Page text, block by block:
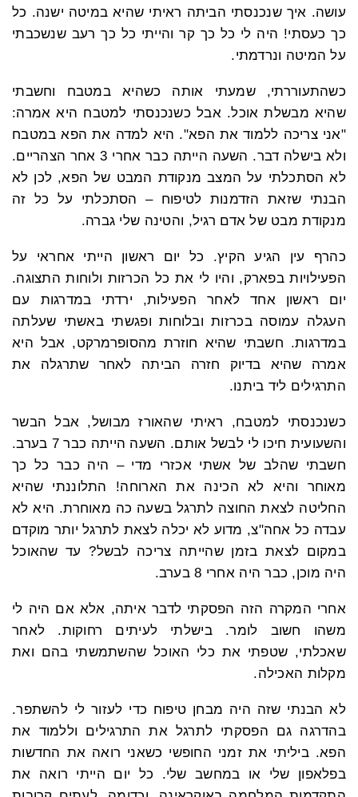
עושה. איך שנכנסתי הביתה ראיתי שהיא במיטה ישנה. כל
כך כעסתי! היה לי כל כך קר והייתי כל כך רעב שנשכבתי
על המיטה ונרדמתי.
כשהתעוררתי, שמעתי אותה כשהיא במטבח וחשבתי
שהיא מבשלת אוכל. אבל כשנכנסתי למטבח היא אמרה:
"אני צריכה ללמוד את הפא". היא למדה את הפא במטבח
ולא בישלה דבר. השעה הייתה כבר אחרי 3 אחר הצהריים.
לא הסתכלתי על המצב מנקודת המבט של הפא, לכן לא
הבנתי שזאת הזדמנות לטיפוח – הסתכלתי על כל זה
מנקודת מבט של אדם רגיל, והטינה שלי גברה.
כהרף עין הגיע הקיץ. כל יום ראשון הייתי אחראי על
הפעילויות בפארק, והיו לי את כל הכרזות ולוחות התצוגה.
יום ראשון אחד לאחר הפעילות, ירדתי במדרגות עם
העגלה עמוסה בכרזות ובלוחות ופגשתי באשתי שעלתה
במדרגות. חשבתי שהיא חוזרת מהסופרמרקט, אבל היא
אמרה שהיא בדיוק חזרה הביתה לאחר שתרגלה את
התרגילים ליד ביתנו.
כשנכנסתי למטבח, ראיתי שהאורז מבושל, אבל הבשר
והשעועית חיכו לי לבשל אותם. השעה הייתה כבר 7 בערב.
חשבתי שהלב של אשתי אכזרי מדי – היה כבר כל כך
מאוחר והיא לא הכינה את הארוחה! התלוננתי שהיא
החליטה לצאת החוצה לתרגל בשעה כה מאוחרת. היא לא
עבדה כל אחה"צ, מדוע לא יכלה לצאת לתרגל יותר מוקדם
במקום לצאת בזמן שהייתה צריכה לבשל? עד שהאוכל
היה מוכן, כבר היה אחרי 8 בערב.
אחרי המקרה הזה הפסקתי לדבר איתה, אלא אם היה לי
משהו חשוב לומר. בישלתי לעיתים רחוקות. לאחר
שאכלתי, שטפתי את כלי האוכל שהשתמשתי בהם ואת
מקלות האכילה.
לא הבנתי שזה היה מבחן טיפוח כדי לעזור לי להשתפר.
בהדרגה גם הפסקתי לתרגל את התרגילים וללמוד את
הפא. ביליתי את זמני החופשי כשאני רואה את החדשות
בפלאפון שלי או במחשב שלי. כל יום הייתי רואה את